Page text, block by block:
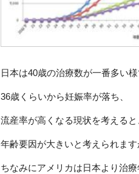
日本は40歳の治療数が一番多い様
36歳くらいから妊娠率が落ち、
流産率が高くなる現状を考える
年齢要因が大きいと考えられま
ちなみにアメリカは日本より治療